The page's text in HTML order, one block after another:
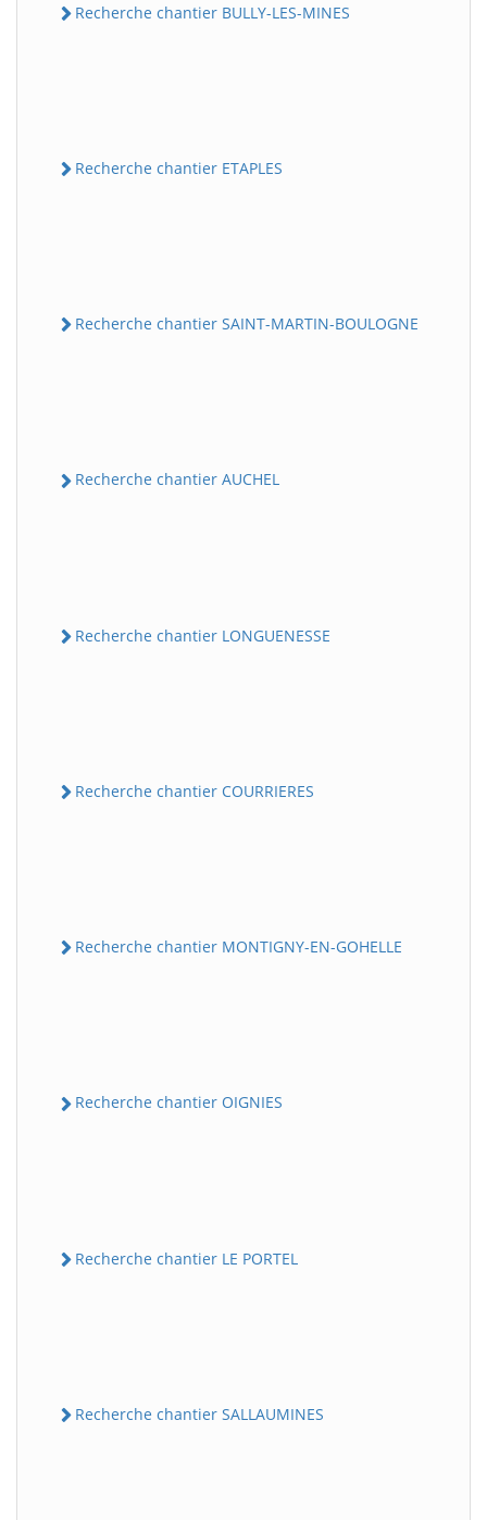
Recherche chantier BULLY-LES-MINES
Recherche chantier ETAPLES
Recherche chantier SAINT-MARTIN-BOULOGNE
Recherche chantier AUCHEL
Recherche chantier LONGUENESSE
Recherche chantier COURRIERES
Recherche chantier MONTIGNY-EN-GOHELLE
Recherche chantier OIGNIES
Recherche chantier LE PORTEL
Recherche chantier SALLAUMINES